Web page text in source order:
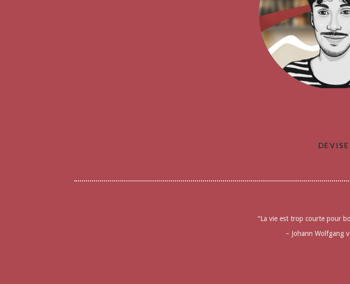
DEVISE
“La vie est trop courte pour
– Johann Wolfgang